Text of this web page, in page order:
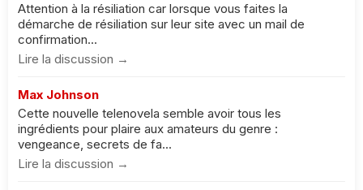
Attention à la résiliation car lorsque vous faites la
démarche de résiliation sur leur site avec un mail de
confirmation...
Lire la discussion →
Max Johnson
Cette nouvelle telenovela semble avoir tous les
ingrédients pour plaire aux amateurs du genre :
vengeance, secrets de fa...
Lire la discussion →